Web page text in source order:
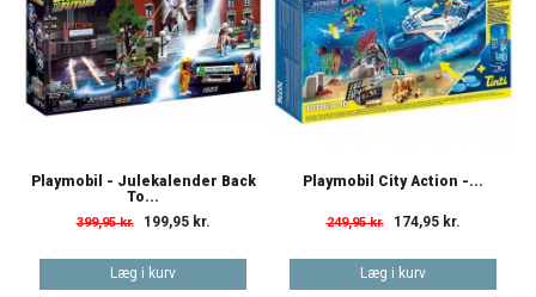
Playmobil - Julekalender Back
To...
399,95 kr. 199,95 kr.
Læg i kurv
Playmobil City Action -...
249,95 kr. 174,95 kr.
Læg i kurv